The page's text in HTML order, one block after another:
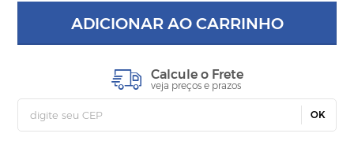
ADICIONAR AO CARRINHO
Calcule o Frete
veja preços e prazos
OK